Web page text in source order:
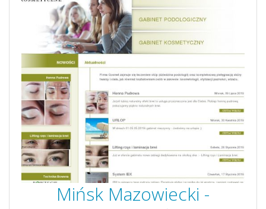
Mińsk Mazowiecki -